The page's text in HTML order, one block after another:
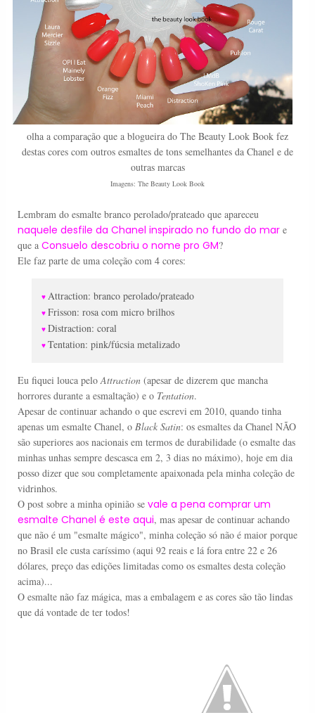
olha a comparação que a blogueira do The Beauty Look Book fez
destas cores com outros esmaltes de tons semelhantes da Chanel e de
outras marcas
Imagens: The Beauty Look Book
Lembram do esmalte branco perolado/prateado que apareceu
naquele desfile da Chanel inspirado no fundo do mare
que a Consuelo descobriu o nome pro GM?
Ele faz parte de uma coleção com 4 cores:
♥ Attraction: branco perolado/prateado
♥ Frisson: rosa com micro brilhos
♥ Distraction: coral
♥ Tentation: pink/fúcsia metalizado
Eu fiquei louca peloAttraction(apesar de dizerem que mancha
horrores durante a esmaltação) e o Tentation.
Apesar de continuar achando o que escrevi em 2010, quando tinha
apenas um esmalte Chanel, o Black Satin: os esmaltes da Chanel NÃO
são superiores aos nacionais em termos de durabilidade (o esmalte das
minhas unhas sempre descasca em 2, 3 dias no máximo), hoje em dia
posso dizer que sou completamente apaixonada pela minha coleção de
vidrinhos.
O post sobre a minha opinião se vale a pena comprar um
esmalte Chanel é este aqui, mas apesar de continuar achando
que não é um "esmalte mágico", minha coleção só não é maior porque
no Brasil ele custa caríssimo (aqui 92 reais e lá fora entre 22 e 26
dólares, preço das edições limitadas como os esmaltes desta coleção
acima)...
O esmalte não faz mágica, mas a embalagem e as cores são tão lindas
que dá vontade de ter todos!